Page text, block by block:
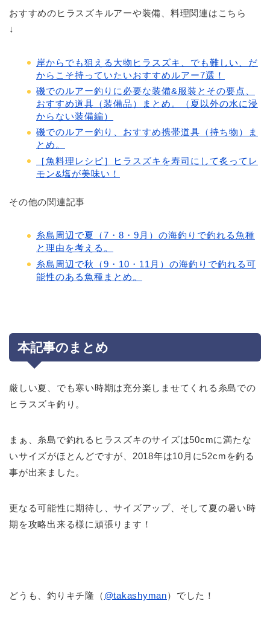
おすすめのヒラスズキルアーや装備、料理関連はこちら
↓
岸からでも狙える大物ヒラスズキ、でも難しい、だ
からこそ持っていたいおすすめルアー7選！
磯でのルアー釣りに必要な装備&服装とその要点、
おすすめ道具（装備品）まとめ。（夏以外の水に浸
からない装備編）
磯でのルアー釣り、おすすめ携帯道具（持ち物）ま
とめ。
［魚料理レシピ］ヒラスズキを寿司にして炙ってレ
モン&塩が美味い！
その他の関連記事
糸島周辺で夏（7・8・9月）の海釣りで釣れる魚種
と理由を考える。
糸島周辺で秋（9・10・11月）の海釣りで釣れる可
能性のある魚種まとめ。
本記事のまとめ
厳しい夏、でも寒い時期は充分楽しませてくれる糸島での
ヒラスズキ釣り。
まぁ、糸島で釣れるヒラスズキのサイズは50cmに満たな
いサイズがほとんどですが、2018年は10月に52cmを釣る
事が出来ました。
更なる可能性に期待し、サイズアップ、そして夏の暑い時
期を攻略出来る様に頑張ります！
どうも、釣りキチ隆（ @takashyman）でした！